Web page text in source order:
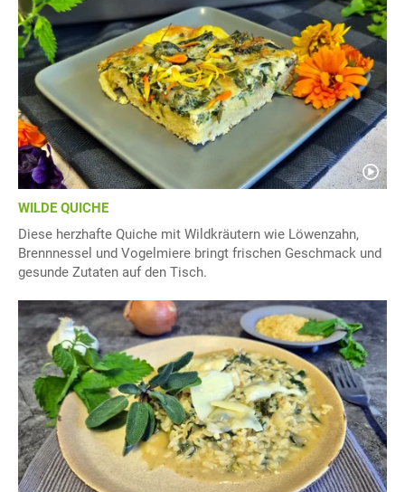
WILDE QUICHE
Diese herzhafte Quiche mit Wildkräutern wie Löwenzahn,
Brennnessel und Vogelmiere bringt frischen Geschmack und
gesunde Zutaten auf den Tisch.